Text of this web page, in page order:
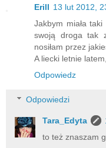
Erill 13 lut 2012,
Jakbym miała
swoją droga tak
nosiłam przez
A liecki letnie
Odpowiedz
Odpowiedzi
Tara_Edyta
to też znaszam